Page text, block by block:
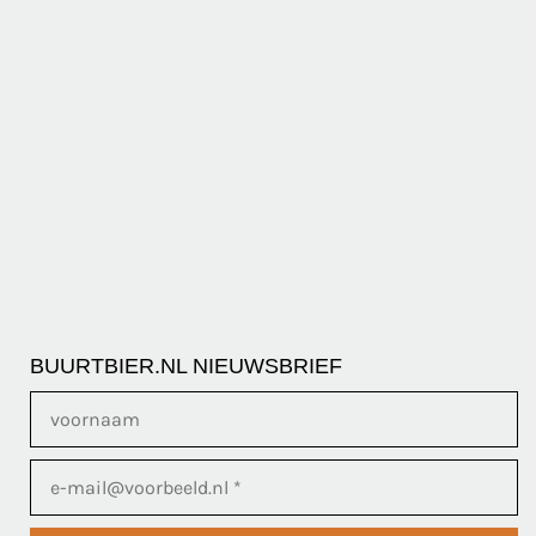
BUURTBIER.NL NIEUWSBRIEF